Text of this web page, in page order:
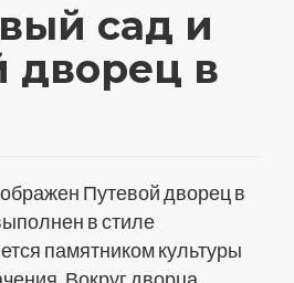
сад и
дворец в
Путевой дворец в
в стиле
памятником культуры